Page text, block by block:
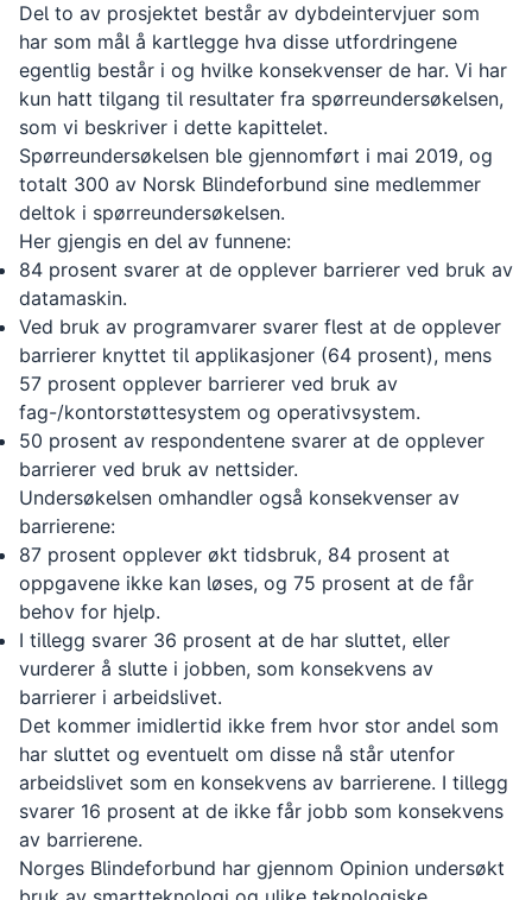
Del to av prosjektet består av dybdeintervjuer som
har som mål å kartlegge hva disse utfordringene
egentlig består i og hvilke konsekvenser de har. Vi har
kun hatt tilgang til resultater fra spørreundersøkelsen,
som vi beskriver i dette kapittelet.
Spørreundersøkelsen ble gjennomført i mai 2019, og
totalt 300 av Norsk Blindeforbund sine medlemmer
deltok i spørreundersøkelsen.
Her gjengis en del av funnene:
84 prosent svarer at de opplever barrierer ved bruk av
datamaskin.
Ved bruk av programvarer svarer flest at de opplever
barrierer knyttet til applikasjoner (64 prosent), mens
57 prosent opplever barrierer ved bruk av
fag-/kontorstøttesystem og operativsystem.
50 prosent av respondentene svarer at de opplever
barrierer ved bruk av nettsider.
Undersøkelsen omhandler også konsekvenser av
barrierene:
87 prosent opplever økt tidsbruk, 84 prosent at
oppgavene ikke kan løses, og 75 prosent at de får
behov for hjelp.
I tillegg svarer 36 prosent at de har sluttet, eller
vurderer å slutte i jobben, som konsekvens av
barrierer i arbeidslivet.
Det kommer imidlertid ikke frem hvor stor andel som
har sluttet og eventuelt om disse nå står utenfor
arbeidslivet som en konsekvens av barrierene. I tillegg
svarer 16 prosent at de ikke får jobb som konsekvens
av barrierene.
Norges Blindeforbund har gjennom Opinion undersøkt